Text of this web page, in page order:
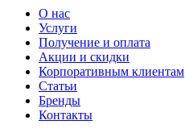
О нас
Услуги
Получение и оплата
Акции и скидки
Корпоративным клиентам
Статьи
Бренды
Контакты